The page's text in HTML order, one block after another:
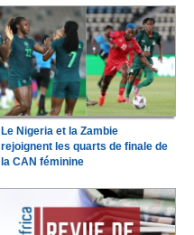
Le Nigeria et la Zambie
rejoignent les quarts de finale de
la CAN féminine